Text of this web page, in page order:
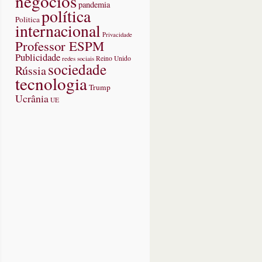
pandemia
Politicapolítica
internacional Privacidade
Professor ESPM
Publicidade redes sociais Reino Unido
Rússiasociedade
tecnologiaTrump
Ucrânia UE